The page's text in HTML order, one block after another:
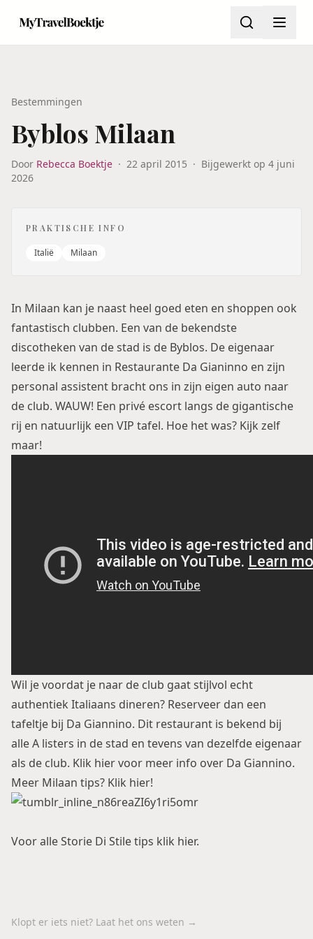
Bestemmingen
Byblos Milaan
Door Rebecca Boektje · 22 april 2015 · Bijgewerkt op 4 juni
2026
PRAKTISCHE INFO
Italië Milaan
In Milaan kan je naast heel goed eten en shoppen ook
fantastisch clubben. Een van de bekendste
discotheken van de stad is de Byblos. De eigenaar
leerde ik kennen in Restaurante Da Gianinno en zijn
personal assistent bracht ons in zijn eigen auto naar
de club. WAUW! Een privé escort langs de gigantische
rij en natuurlijk een VIP tafel. Hoe het was? Kijk zelf
maar!
Wil je voordat je naar de club gaat stijlvol echt
authentiek Italiaans dineren? Reserveer dan een
tafeltje bij Da Giannino. Dit restaurant is bekend bij
alle A listers in de stad en tevens van dezelfde eigenaar
als de club. Klik hier voor meer info over Da Giannino.
Meer Milaan tips? Klik hier!
Voor alle Storie Di Stile tips klik hier.
Klopt er iets niet? Laat het ons weten →